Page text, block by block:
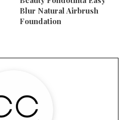
Blur Natural Airbrush
Foundation